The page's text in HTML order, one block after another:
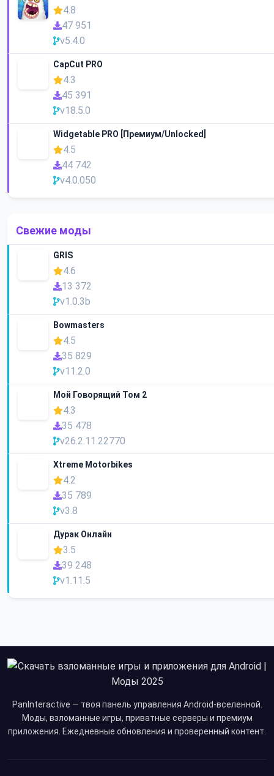
4.8
47 951
v5.4.0
CapCut PRO
4.3
45 391
v18.5.0
Widgetable PRO [Премиум/Unlocked]
4.5
44 742
v4.0.050
Свежие моды
GRIS
4.6
13 372
v1.0.3b
Bowmasters
4.5
35 829
v11.2.0
Мой Говорящий Том 2
4.3
35 478
v26.2.11.22770
Xtreme Motorbikes
4.2
35 789
v3.8
Дурак Онлайн
3.5
39 248
v1.11.5
PanInteractive — твоя панель управления Android-вселенной.
Моды, взломанные игры, приватные серверы и премиум
приложения. Ежедневные обновления и проверенный контент.